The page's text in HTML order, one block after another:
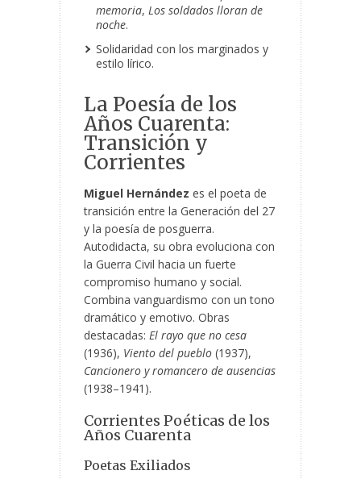
memoria, Los soldados lloran de
noche.
Solidaridad con los marginados y
estilo lírico.
La Poesía de los
Años Cuarenta:
Transición y
Corrientes
Miguel Hernández es el poeta de
transición entre la Generación del 27
y la poesía de posguerra.
Autodidacta, su obra evoluciona con
la Guerra Civil hacia un fuerte
compromiso humano y social.
Combina vanguardismo con un tono
dramático y emotivo. Obras
destacadas: El rayo que no cesa
(1936), Viento del pueblo (1937),
Cancionero y romancero de ausencias
(1938–1941).
Corrientes Poéticas de los
Años Cuarenta
Poetas Exiliados